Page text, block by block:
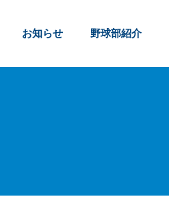
お知らせ 野球部紹介